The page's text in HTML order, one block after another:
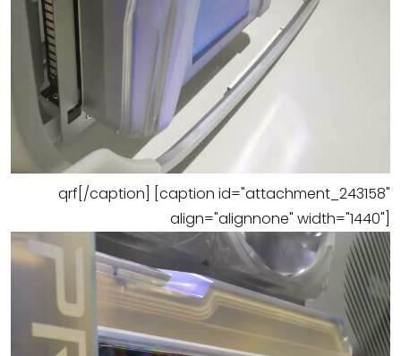
qrf[/caption] [caption id="attachment_243158"
align="alignnone" width="1440"]